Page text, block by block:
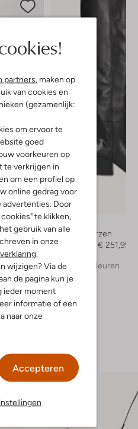
partners, maken op
van cookies en
(gezamenlijk:
om ervoor te
goed
voorkeuren op
te verkrijgen in
om een profiel op
online gedrag voor
advertenties. Door
te klikken,
gebruik van alle
in onze
.
wijzigen? Via de
de pagina kun je
ieder moment
informatie of een
naar onze
Accepteren
-30%
Toral
Hoge laarzen
€ 251,99
+ meer kleuren